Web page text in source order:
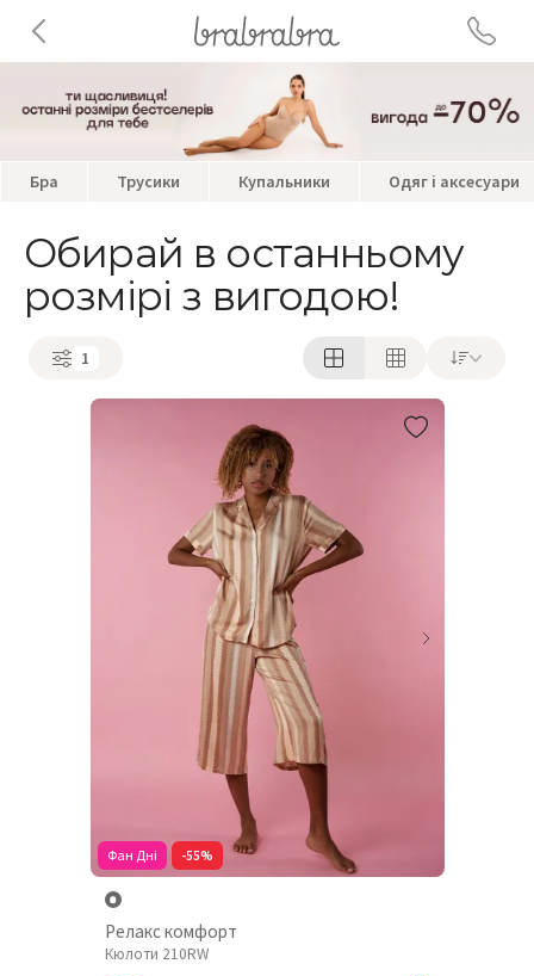
Бра Трусики Купальники Одяг і аксесуари
Обирай в останньому
розмірі з вигодою!
1
Фан Дні -55%
Релакс комфорт
Кюлоти 210RW